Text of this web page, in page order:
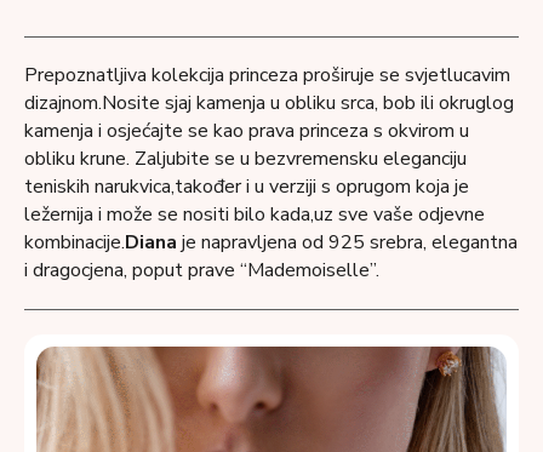
Prepoznatljiva kolekcija princeza proširuje se svjetlucavim
dizajnom.Nosite sjaj kamenja u obliku srca, bob ili okruglog
kamenja i osjećajte se kao prava princeza s okvirom u
obliku krune. Zaljubite se u bezvremensku eleganciju
teniskih narukvica,također i u verziji s oprugom koja je
ležernija i može se nositi bilo kada,uz sve vaše odjevne
kombinacije.Diana je napravljena od 925 srebra, elegantna
i dragocjena, poput prave “Mademoiselle”.